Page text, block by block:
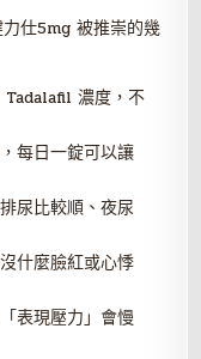
仕5mg 被推崇的幾
Tadalafil 濃度，不
每日一錠可以讓
尿比較順、夜尿
什麼臉紅或心悸
表現壓力」會慢